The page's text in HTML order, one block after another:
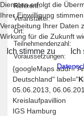
Referent:
Veranstalter:
Ort:
Teilnehmendenzahl:
Voraussetzungen:
{googleMaps
Deutschland" label="
05.06.2013,
Kreislaufpavillion
IGS Hamburg
Diensten erfolgt die
Ihrer Einwilligung
Verarbeitung Ihrer Daten
Wirkung für die Zukunft
Ich stimme zu